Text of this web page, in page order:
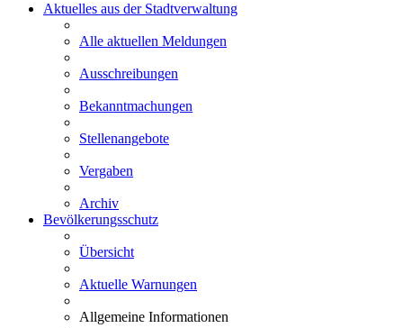
Aktuelles aus der Stadtverwaltung
Alle aktuellen Meldungen
Ausschreibungen
Bekanntmachungen
Stellenangebote
Vergaben
Archiv
Bevölkerungsschutz
Übersicht
Aktuelle Warnungen
Allgemeine Informationen